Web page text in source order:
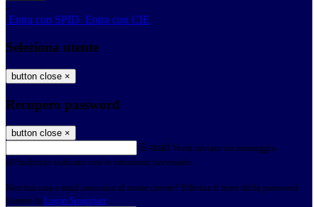
-
Entra con SPID Entra con CIE
Seleziona utente
button close ×
Recupero password
button close ×
E-mail Verrà inviato un messaggio
all'indirizzo indicato con le istruzioni necessarie.
Non hai una e-mail associata al nome utente? Effettua il reset della password
tramite la Login Spaggiari